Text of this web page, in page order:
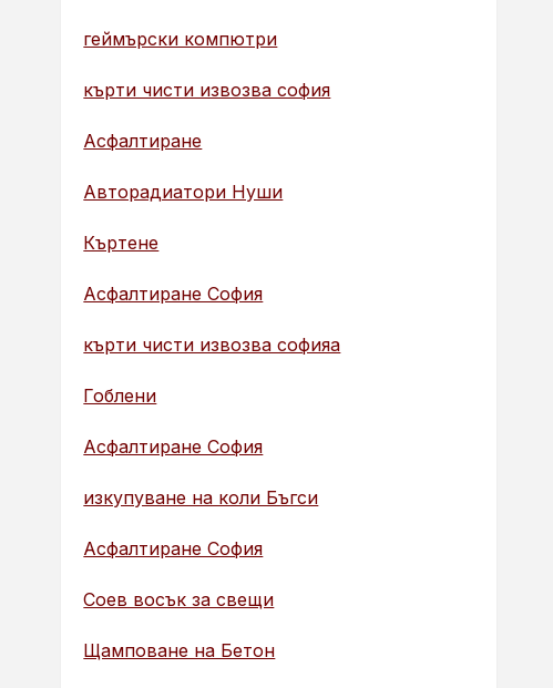
геймърски компютри
кърти чисти извозва софия
Асфалтиране
Авторадиатори Нуши
Къртене
Асфалтиране София
кърти чисти извозва софияа
Гоблени
Асфалтиране София
изкупуване на коли Бъгси
Асфалтиране София
Соев восък за свещи
Щамповане на Бетон